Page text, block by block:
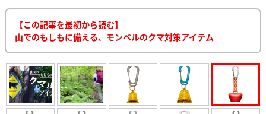
【この記事を最初から読む】
山でのもしもに備える、モンベルのクマ対策アイテム